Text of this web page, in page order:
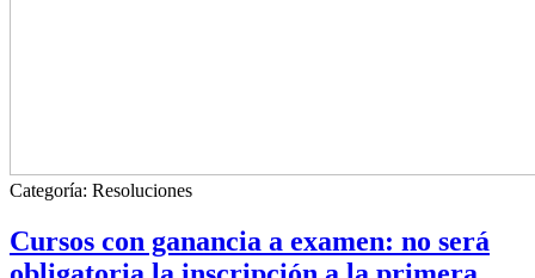
Categoría: Resoluciones
Cursos con ganancia a examen: no será